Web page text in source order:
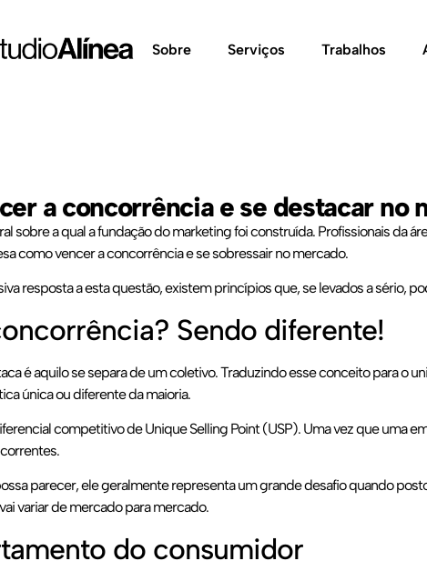
Sobre Serviços Trabalhos
a concorrência e se destacar no
sobre a qual a fundação do marketing foi construída. Profissionais da
como vencer a concorrência e se sobressair no mercado.
resposta a esta questão, existem princípios que, se levados a sério,
Sendo diferente!
é aquilo se separa de um coletivo. Traduzindo esse conceito para o
única ou diferente da maioria.
competitivo de Unique Selling Point (USP). Uma vez que uma
parecer, ele geralmente representa um grande desafio quando
variar de mercado para mercado.
do consumidor